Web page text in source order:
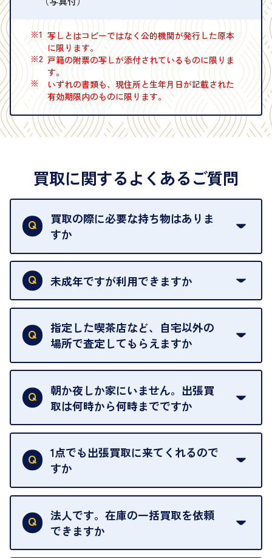
※1 写しとはコピーではなく公的機関が発行した原本
に限ります。
※2 戸籍の附票の写しが添付されているものに限りま
す。
※
いずれの書類も、現住所と生年月日が記載された
有効期限内のものに限ります。
買取に関するよくあるご質問
買取の際に必要な持ち物はありま
すか
本人確認書類をご用意ください。ご利用になれる書
類はこちらをご確認ください。
未成年ですが利用できますか
18歳未満の方は、保護者の同意があってもご利用い
ただけません。
指定した喫茶店など、自宅以外の
場所で査定してもらえますか
ご自宅以外での査定はお引き受けできません。ご指
定のお店や、ほかのお客様への迷惑となることが考
えられるためです。
朝か夜しか家にいません。出張買
取は何時から何時までですか
ご訪問可能時間は、10時から19時です。
ただし、お品物の種類や量によっては対応させてい
ただくことがあります。
1点でも出張買取に来てくれるので
すか
はい。1点でもお伺いします。
法人です。在庫の一括買取を依頼
できますか